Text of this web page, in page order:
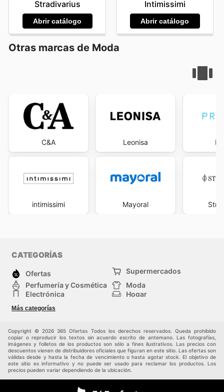
Stradivarius
Abrir catálogo
Intimissimi
Abrir catálogo
Otras marcas de Moda
C&A
intimissimi
Leonisa
Mayoral
CATEGORÍAS
Ofertas
Supermercados
Perfumería y Cosmética
Moda
Electrónica
Hogar
Deporte
Juguetes y bebés
Más categorías
Copyright © 2026 365 Ofertas Todos los derechos reservados. Queda prohibido
copiar o reproducir los textos sin acuerdo escrito de antemano. Las fotografías,
imágenes y folletos de los productos son sólo a fines ilustrativos. Las precios con
descuentos vienen de distribuidores oficiales que figuran en este sitio. Las ofertas son
válidas desde y hasta la fecha de vencimiento o hasta agotar stock. El objetivo de
este sitio es informativo y no puede ser usado para reclamar los productos. Los
precios pueden variar dependiendo de la ubicación.